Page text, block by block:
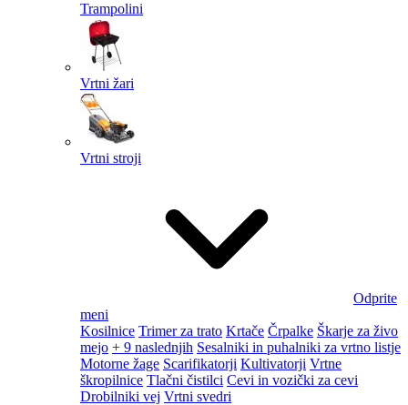
Trampolini
Vrtni žari
Vrtni stroji
Odprite
meni
Kosilnice Trimer za trato Krtače Črpalke Škarje za živo
mejo + 9 naslednjih Sesalniki in puhalniki za vrtno listje
Motorne žage Scarifikatorji Kultivatorji Vrtne
škropilnice Tlačni čistilci Cevi in vozički za cevi
Drobilniki vej Vrtni svedri